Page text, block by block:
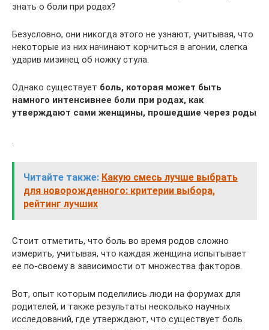
знать о боли при родах?
Безусловно, они никогда этого не узнают, учитывая, что
некоторые из них начинают корчиться в агонии, слегка
ударив мизинец об ножку стула.
Однако существует боль, которая может быть
намного интенсивнее боли при родах, как
утверждают сами женщины, прошедшие через роды
.
Читайте также: Какую смесь лучше выбрать
для новорожденного: критерии выбора,
рейтинг лучших
Стоит отметить, что боль во время родов сложно
измерить, учитывая, что каждая женщина испытывает
ее по-своему в зависимости от множества факторов.
Вот, опыт которым поделились люди на форумах для
родителей, и также результаты несколько научных
исследований, где утверждают, что существует боль